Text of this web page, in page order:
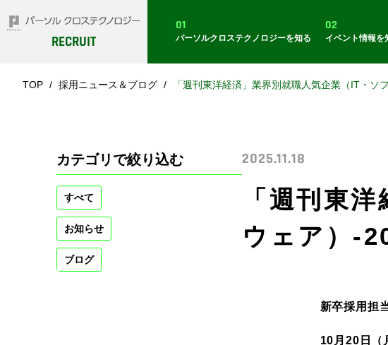
RECRUIT
01
パーソルクロステクノロジーを知る
02
イベント情報を
TOP 採用ニュース＆ブログ 「週刊東洋経済」業界別就職人気企業（IT・ソ
カテゴリで絞り込む
すべて
お知らせ
ブログ
2025.11.18
「週刊東
ウェア）-
新卒採用担
10月20日（